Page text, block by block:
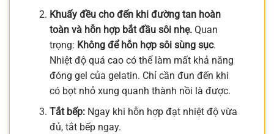
Khuấy đều cho đến khi đường tan hoàn
toàn và hỗn hợp bắt đầu sôi nhẹ.Quan
trọng: Không để hỗn hợp sôi sùng sục.
Nhiệt độ quá cao có thể làm mất khả năng
đóng gel của gelatin. Chỉ cần đun đến khi
có bọt nhỏ xung quanh thành nồi là được.
Tắt bếp:Ngay khi hỗn hợp đạt nhiệt độ vừa
đủ, tắt bếp ngay.